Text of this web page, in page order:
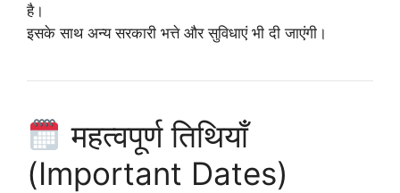
है।
इसके साथ अन्य सरकारी भत्ते और सुविधाएं भी दी जाएंगी।
महत्वपूर्ण तिथियाँ
(Important Dates)